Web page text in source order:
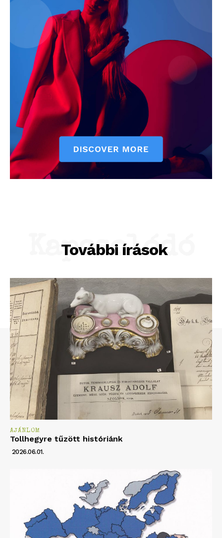
További írások
Kapcsolódó
AJÁNLOM
Tollhegyre tűzött históriánk
2026.06.01.